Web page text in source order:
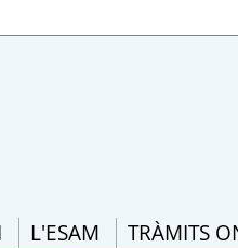
L'ESAM TRÀMITS